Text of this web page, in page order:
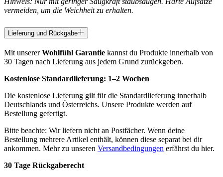
vermeiden, um die Weichheit zu erhalten.
Lieferung und Rückgabe
Mit unsererWohlfühl Garantie kannst du Produkte innerhalb von
30 Tagen nach Lieferung aus jedem Grund zurückgeben.
Kostenlose Standardlieferung: 1–2 Wochen
Die kostenlose Lieferung gilt für die Standardlieferung innerhalb
Deutschlands und Österreichs. Unsere Produkte werden auf
Bestellung gefertigt.
Bitte beachte: Wir liefern nicht an Postfächer. Wenn deine
Bestellung mehrere Artikel enthält, können diese separat bei dir
ankommen. Mehr zu unseren Versandbedingungen erfährst du hier.
30 Tage Rückgaberecht